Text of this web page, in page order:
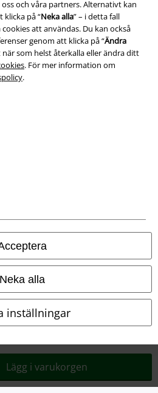
och våra partners. Alternativt kan
klicka på “Neka alla” – i detta fall
att användas. Du kan också
genom att klicka på “Ändra
när som helst återkalla eller ändra ditt
. För mer information om
.
Neka alla
inställningar
Lägg i varukorgen
tillkommer.
HGmbH